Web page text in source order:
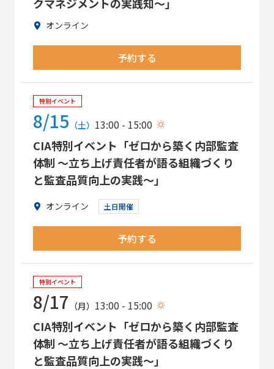
オンライン
予約する
特別イベント
8/15 （土） 13:00 - 15:00
CIA特別イベント「ゼロから築く内部監査
体制 ～立ち上げ責任者が語る組織づくり
と監査品質向上の実践～」
オンライン 土日開催
予約する
特別イベント
8/17 （月） 13:00 - 15:00
CIA特別イベント「ゼロから築く内部監査
体制 ～立ち上げ責任者が語る組織づくり
と監査品質向上の実践～」